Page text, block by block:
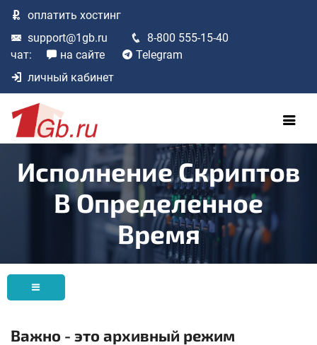
оплатить хостинг
support@1gb.ru
8-800 555-15-40
чат:
на сайте
Telegram
личный кабинет
Исполнение Скриптов
В Определенное
Время
Важно - это архивный режим